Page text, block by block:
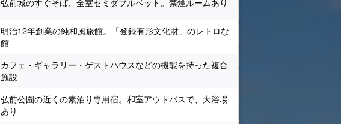
明治12年創業の純和風旅館。「登録有形文化財」のレトロな
館
カフェ・ギャラリー・ゲストハウスなどの機能を持った複合
施設
弘前公園の近くの素泊り専用宿。和室アウトバスで、大浴場
あり